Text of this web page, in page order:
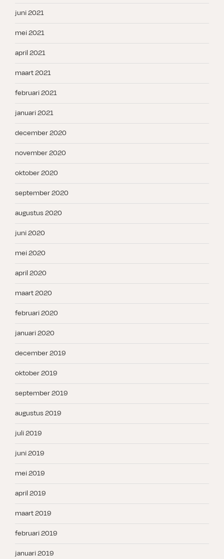
juni 2021
mei 2021
april 2021
maart 2021
februari 2021
januari 2021
december 2020
november 2020
oktober 2020
september 2020
augustus 2020
juni 2020
mei 2020
april 2020
maart 2020
februari 2020
januari 2020
december 2019
oktober 2019
september 2019
augustus 2019
juli 2019
juni 2019
mei 2019
april 2019
maart 2019
februari 2019
januari 2019